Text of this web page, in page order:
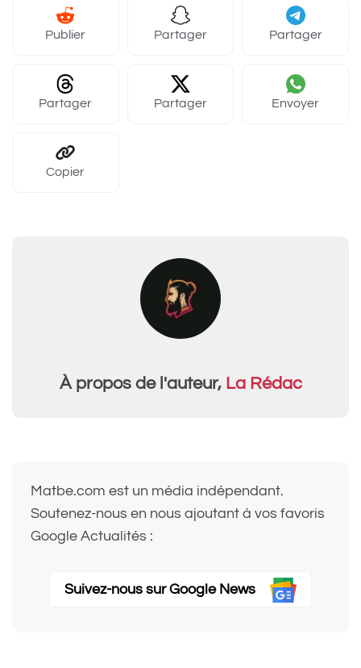
Publier Partager Partager
Partager Partager Envoyer
Copier
À propos de l'auteur, La Rédac
Matbe.com est un média indépendant.
Soutenez-nous en nous ajoutant à vos favoris
Google Actualités :
Suivez-nous sur Google News